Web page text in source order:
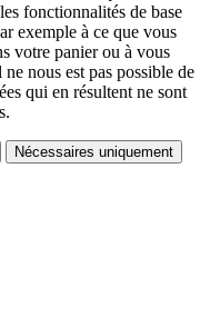
fonctionnalités de base
exemple à ce que vous
votre panier ou à vous
nous est pas possible de
qui en résultent ne sont
Nécessaires uniquement